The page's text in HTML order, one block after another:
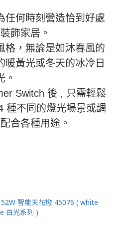
任何時刻營造恰到好處
飾家居。
格，無論是如沐春風的
暖黃光或冬天的冰冷日
。
Switch 後 , 只需輕鬆
種不同的燈光場景或調
合各種用途。